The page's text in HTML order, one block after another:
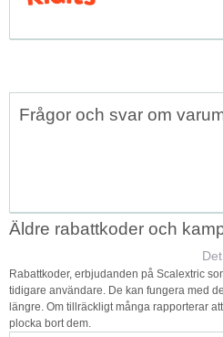
Frågor och svar om
Äldre rabattkoder och
Rabattkoder, erbjudanden på Scalextric
tidigare användare. De kan fungera med
längre. Om tillräckligt många rapporterar
plocka bort dem.